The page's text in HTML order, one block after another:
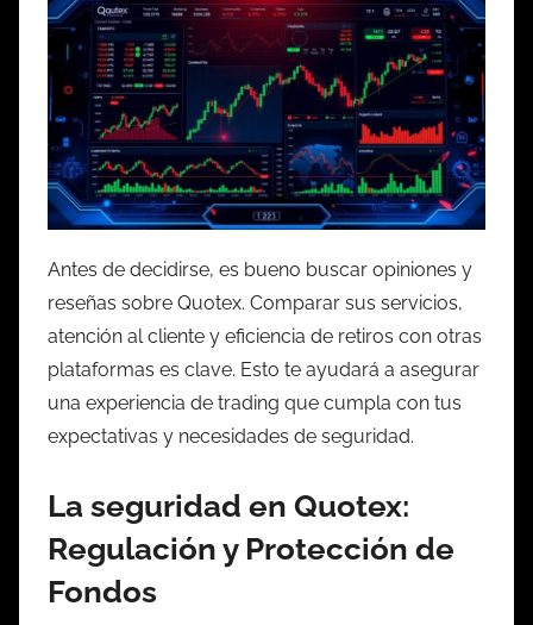
Antes de decidirse, es bueno buscar opiniones y
reseñas sobre Quotex. Comparar sus servicios,
atención al cliente y eficiencia de retiros con otras
plataformas es clave. Esto te ayudará a asegurar
una experiencia de trading que cumpla con tus
expectativas y necesidades de seguridad.
La seguridad en Quotex:
Regulación y Protección de
Fondos